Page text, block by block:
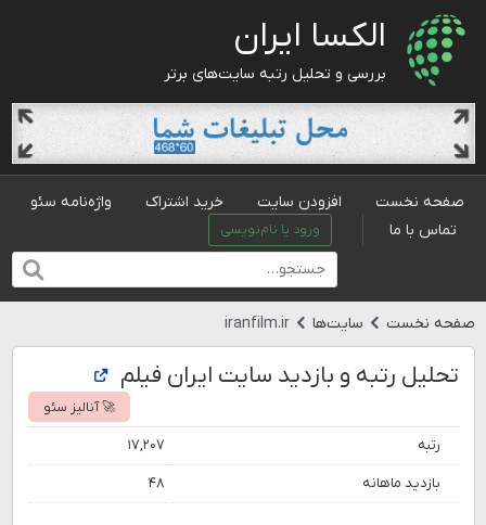
الکسا ایران
بررسی و تحلیل رتبه سایت‌های برتر
صفحه نخست افزودن سایت خرید اشتراک
واژه‌نامه سئو
تماس با ما
ورود یا نام‌نویسی
صفحه نخست سایت‌ها iranfilm.ir
تحلیل رتبه و بازدید سایت ایران فیلم
🚀 آنالیز سئو
رتبه ۱۷,۲۰۷
بازدید ماهانه ۴۸